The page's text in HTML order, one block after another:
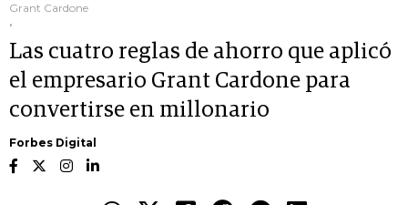
Grant Cardone
.
Las cuatro reglas de ahorro que aplicó
el empresario Grant Cardone para
convertirse en millonario
Forbes Digital